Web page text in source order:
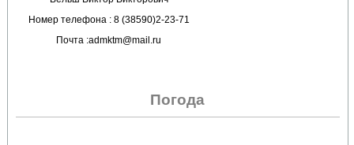
Номер телефона : 8 (38590)2-23-71
Почта :admktm@mail.ru
Погода